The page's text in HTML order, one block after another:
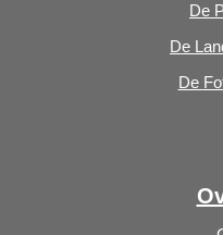
De
De
De